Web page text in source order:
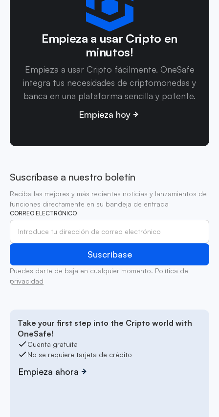
Empieza a usar Cripto en
minutos!
Empieza a usar Cripto fácilmente. OneSafe
integra tus necesidades de criptomonedas y
banca en una plataforma sencilla y potente.
Empieza hoy
Suscríbase a nuestro boletín
Reciba las mejores y más recientes noticias y lanzamientos de
funciones directamente en su bandeja de entrada
CORREO ELECTRÓNICO
Puedes darte de baja en cualquier momento. Política de
privacidad
Take your first step into the Cripto world with
OneSafe!
Cuenta gratuita
No se requiere tarjeta de crédito
Empieza ahora